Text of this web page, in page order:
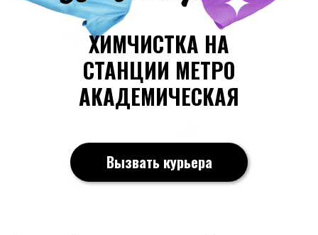
Вызвать курьера
ХИМЧИСТКА НА
СТАНЦИИ МЕТРО
АКАДЕМИЧЕСКАЯ